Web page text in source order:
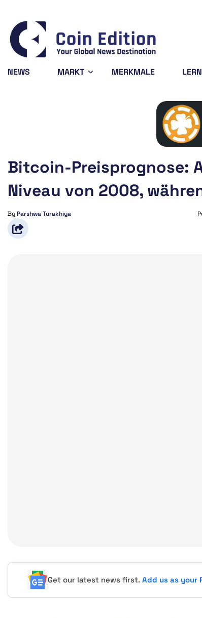
Solana $74.84
1.68%
Avalanche
NEWS MARKT MERKMALE
Bitcoin-Preisprognose:
Niveau von 2008,
ByParshwa Turakhiya
Get our latest news first.Add us as your